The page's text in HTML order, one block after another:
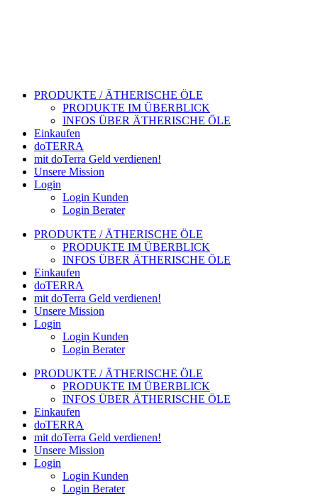
PRODUKTE / ÄTHERISCHE ÖLE
PRODUKTE IM ÜBERBLICK
INFOS ÜBER ÄTHERISCHE ÖLE
Einkaufen
doTERRA
mit doTerra Geld verdienen!
Unsere Mission
Login
Login Kunden
Login Berater
PRODUKTE / ÄTHERISCHE ÖLE
PRODUKTE IM ÜBERBLICK
INFOS ÜBER ÄTHERISCHE ÖLE
Einkaufen
doTERRA
mit doTerra Geld verdienen!
Unsere Mission
Login
Login Kunden
Login Berater
PRODUKTE / ÄTHERISCHE ÖLE
PRODUKTE IM ÜBERBLICK
INFOS ÜBER ÄTHERISCHE ÖLE
Einkaufen
doTERRA
mit doTerra Geld verdienen!
Unsere Mission
Login
Login Kunden
Login Berater